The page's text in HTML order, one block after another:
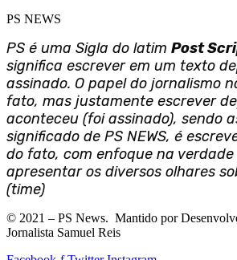
PS NEWS
PS é uma Sigla do latim Post
significa escrever em um texto
assinado. O papel do jornalismo
fato, mas justamente escrever
aconteceu (foi assinado), sendo
significado de PS NEWS, é
do fato, com enfoque na
apresentar os diversos olhares
(time)
© 2021 – PS News. Mantido por
Jornalista Samuel Reis